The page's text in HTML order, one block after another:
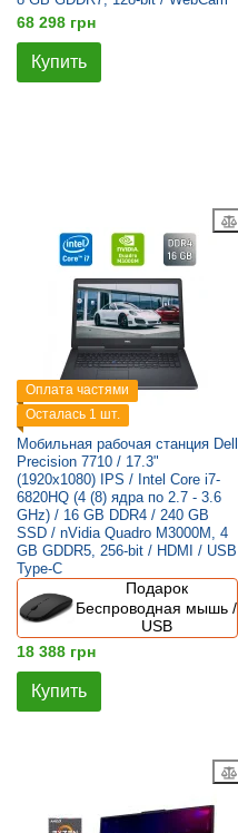
68 298 грн
Купить
Оплата частями
Осталась 1 шт.
Мобильная рабочая станция Dell
Precision 7710 / 17.3"
(1920x1080) IPS / Intel Core i7-
6820HQ (4 (8) ядра по 2.7 - 3.6
GHz) / 16 GB DDR4 / 240 GB
SSD / nVidia Quadro M3000M, 4
GB GDDR5, 256-bit / HDMI / USB
Type-C
Подарок
Беспроводная мышь /
USB
18 388 грн
Купить